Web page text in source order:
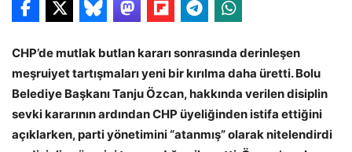
CHP’de mutlak butlan kararı sonrasında derinleşen
meşruiyet tartışmaları yeni bir kırılma daha üretti. Bolu
Belediye Başkanı Tanju Özcan, hakkında verilen disiplin
sevki kararının ardından CHP üyeliğinden istifa ettiğini
açıklarken, parti yönetimini “atanmış” olarak nitelendirdi